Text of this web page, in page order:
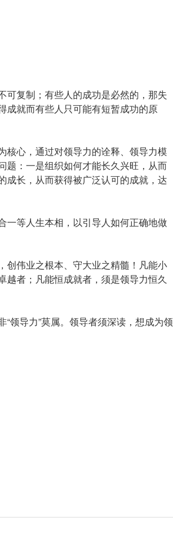
可复制；有些人的成功是必然的，那失
成就而有些人只可能有短暂成功的原
核心，通过对领导力的诠释、领导力模
题：一是组织如何才能长久兴旺，从而
成长，从而获得被广泛认可的成就，达
一等人生本相，以引导人如何正确地做
创伟业之根本、守大业之精髓！凡能小
越者；凡能恒成就者，须是领导力恒久
领导力”莫属。领导者须深读，想成为领